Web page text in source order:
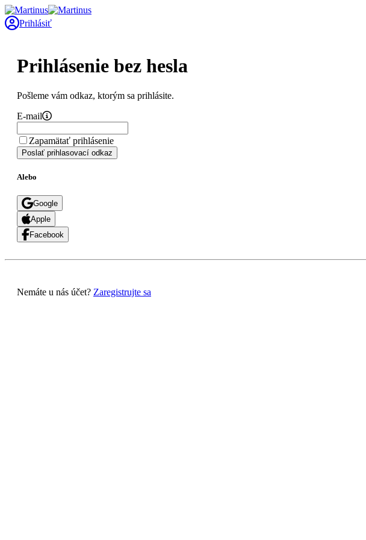
Prihlásiť
Prihlásenie bez hesla
Pošleme vám odkaz, ktorým sa prihlásite.
E-mail
Zapamätať prihlásenie
Poslať prihlasovací odkaz
Alebo
Google
Apple
Facebook
Nemáte u nás účet? Zaregistrujte sa